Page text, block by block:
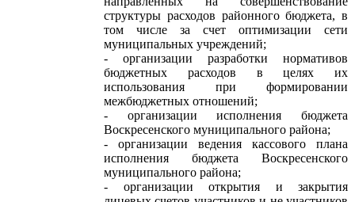
структуры расходов районного бюджета, в
том числе за счет оптимизации сети
муниципальных учреждений;
- организации разработки нормативов
бюджетных расходов в целях их
использования при формировании
межбюджетных отношений;
- организации исполнения бюджета
Воскресенского муниципального района;
- организации ведения кассового плана
исполнения бюджета Воскресенского
муниципального района;
- организации открытия и закрытия